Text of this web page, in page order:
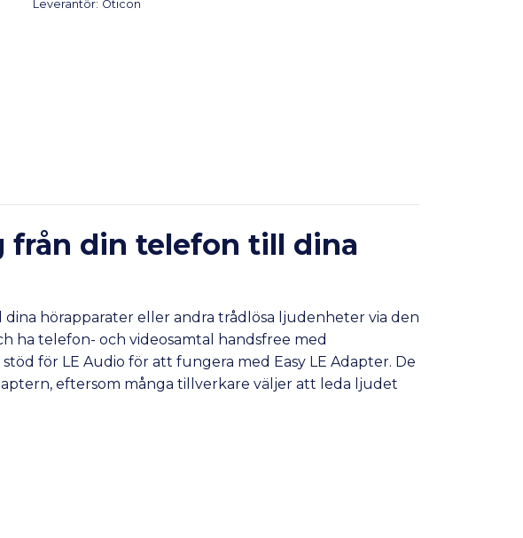
Leverantör: Oticon
från din telefon till dina
hörapparater eller andra trådlösa ljudenheter via den
ha telefon- och videosamtal handsfree med
för LE Audio för att fungera med Easy LE Adapter. De
eftersom många tillverkare väljer att leda ljudet